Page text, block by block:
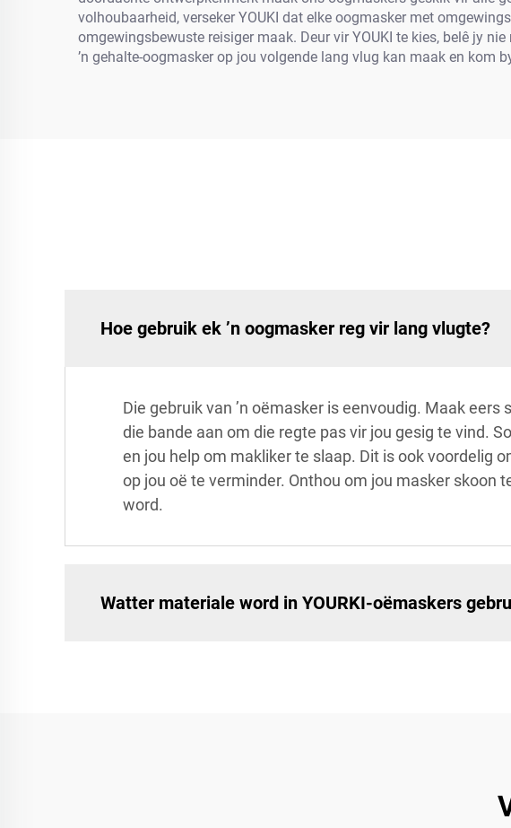
volhoubaarheid, verseker YOUKI dat elke oogmasker met
omgewingsbewuste reisiger maak. Deur vir YOUKI te kies, belê jy
’n gehalte-oogmasker op jou volgende lang vlug kan maak en kom
Hoe gebruik ek ’n oogmasker reg vir lang vlugte?
Die gebruik van ’n oëmasker is eenvoudig. Maak
die bande aan om die regte pas vir jou gesig te vind.
en jou help om makliker te slaap. Dit is ook voordelig
op jou oë te verminder. Onthou om jou masker
word.
Watter materiale word in YOURKI-oëmaskers